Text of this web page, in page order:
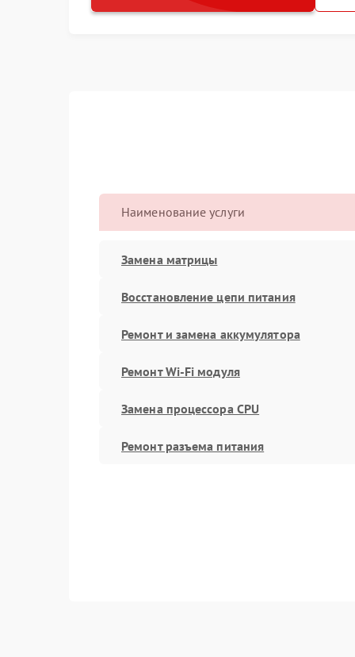
Наименование услуги
Замена матрицы
Восстановление цепи питания
Ремонт и замена аккумулятора
Ремонт Wi-Fi модуля
Замена процессора CPU
Ремонт разъема питания